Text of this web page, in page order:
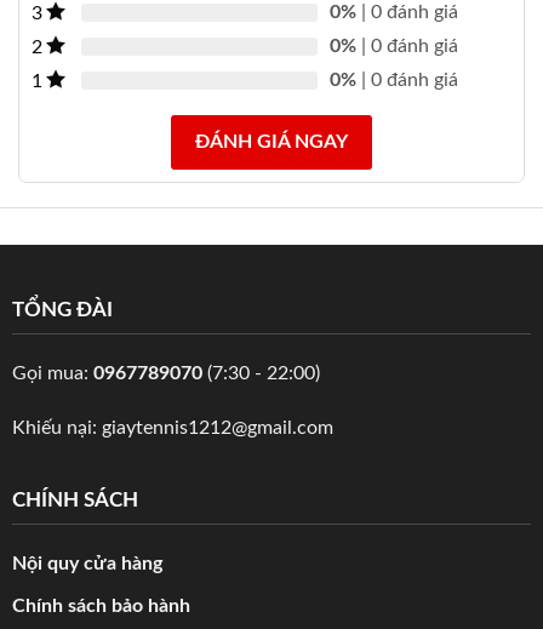
3
0% | 0 đánh giá
2
0% | 0 đánh giá
1
0% | 0 đánh giá
ĐÁNH GIÁ NGAY
TỔNG ĐÀI
Gọi mua: 0967789070(7:30 - 22:00)
Khiếu nại: giaytennis1212@gmail.com
CHÍNH SÁCH
Nội quy cửa hàng
Chính sách bảo hành